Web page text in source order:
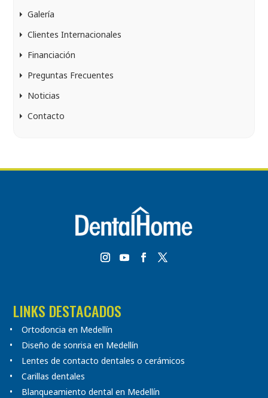
Galería
Clientes Internacionales
Financiación
Preguntas Frecuentes
Noticias
Contacto
LINKS DESTACADOS
Ortodoncia en Medellín
Diseño de sonrisa en Medellín
Lentes de contacto dentales o cerámicos
Carillas dentales
Blanqueamiento dental en Medellín